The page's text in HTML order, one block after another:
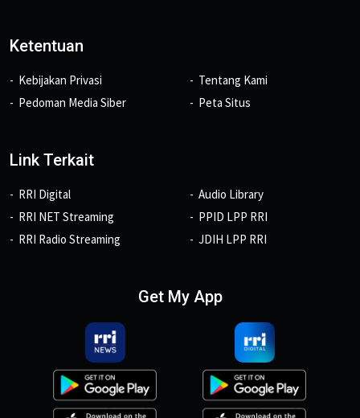
Ketentuan
Kebijakan Privasi
Pedoman Media Siber
Tentang Kami
Peta Situs
Link Terkait
RRI Digital
RRI NET Streaming
RRI Radio Streaming
Audio Library
PPID LPP RRI
JDIH LPP RRI
Get My App